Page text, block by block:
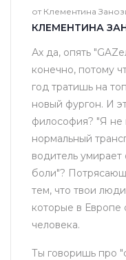
от Клементина
КЛЕМЕНТИНА
Ах да, опять
конечно, потому
год тратишь на
новый фургон. И
философия? "Я не
нормальный
водитель
боли"?
тем, что твои
которые в
человека.
Ты говоришь про